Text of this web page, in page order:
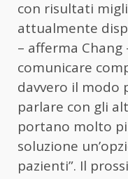
con risultati
attualmente
– afferma
comunicare
davvero il modo
parlare con gli
portano molto
soluzione
pazienti”. Il